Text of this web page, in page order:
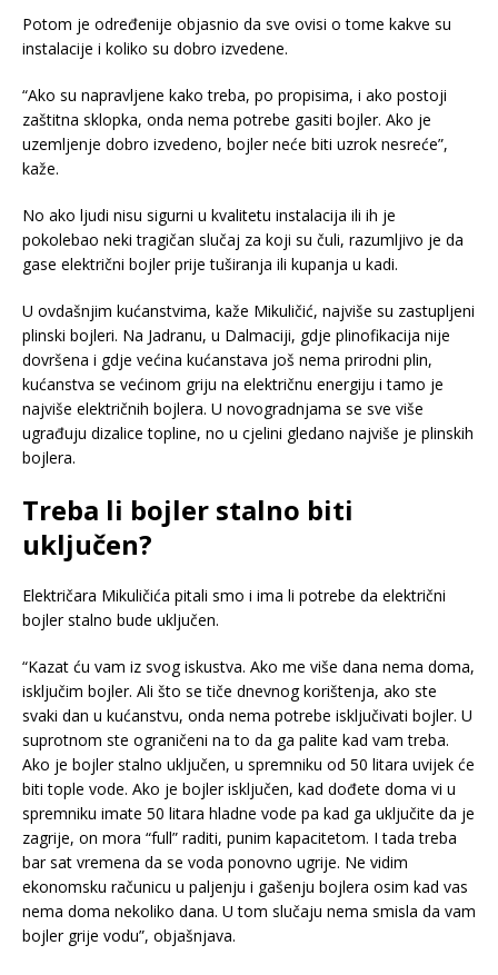
Potom je određenije objasnio da sve ovisi o tome kakve su
instalacije i koliko su dobro izvedene.
“Ako su napravljene kako treba, po propisima, i ako postoji
zaštitna sklopka, onda nema potrebe gasiti bojler. Ako je
uzemljenje dobro izvedeno, bojler neće biti uzrok nesreće”,
kaže.
No ako ljudi nisu sigurni u kvalitetu instalacija ili ih je
pokolebao neki tragičan slučaj za koji su čuli, razumljivo je da
gase električni bojler prije tuširanja ili kupanja u kadi.
U ovdašnjim kućanstvima, kaže Mikuličić, najviše su zastupljeni
plinski bojleri. Na Jadranu, u Dalmaciji, gdje plinofikacija nije
dovršena i gdje većina kućanstava još nema prirodni plin,
kućanstva se većinom griju na električnu energiju i tamo je
najviše električnih bojlera. U novogradnjama se sve više
ugrađuju dizalice topline, no u cjelini gledano najviše je plinskih
bojlera.
Treba li bojler stalno biti
uključen?
Električara Mikuličića pitali smo i ima li potrebe da električni
bojler stalno bude uključen.
“Kazat ću vam iz svog iskustva. Ako me više dana nema doma,
isključim bojler. Ali što se tiče dnevnog korištenja, ako ste
svaki dan u kućanstvu, onda nema potrebe isključivati bojler. U
suprotnom ste ograničeni na to da ga palite kad vam treba.
Ako je bojler stalno uključen, u spremniku od 50 litara uvijek će
biti tople vode. Ako je bojler isključen, kad dođete doma vi u
spremniku imate 50 litara hladne vode pa kad ga uključite da je
zagrije, on mora “full” raditi, punim kapacitetom. I tada treba
bar sat vremena da se voda ponovno ugrije. Ne vidim
ekonomsku računicu u paljenju i gašenju bojlera osim kad vas
nema doma nekoliko dana. U tom slučaju nema smisla da vam
bojler grije vodu”, objašnjava.